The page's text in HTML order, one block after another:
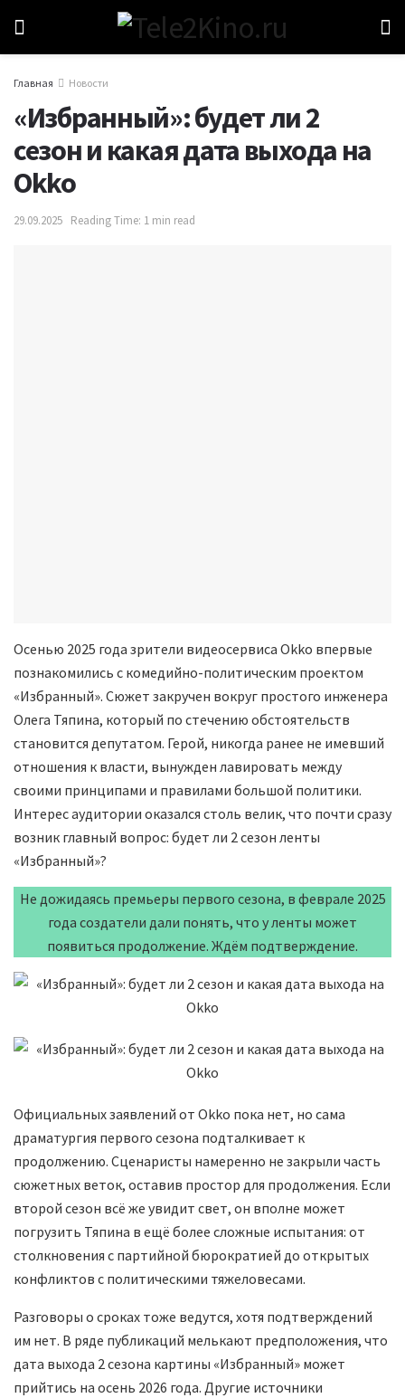
Главная Новости
«Избранный»: будет ли 2
сезон и какая дата выхода на
Okko
29.09.2025 Reading Time: 1 min read
Осенью 2025 года зрители видеосервиса Okko впервые
познакомились с комедийно-политическим проектом
«Избранный». Сюжет закручен вокруг простого инженера
Олега Тяпина, который по стечению обстоятельств
становится депутатом. Герой, никогда ранее не имевший
отношения к власти, вынужден лавировать между
своими принципами и правилами большой политики.
Интерес аудитории оказался столь велик, что почти сразу
возник главный вопрос: будет ли 2 сезон ленты
«Избранный»?
Не дожидаясь премьеры первого сезона, в феврале 2025
года создатели дали понять, что у ленты может
появиться продолжение. Ждём подтверждение.
Официальных заявлений от Okko пока нет, но сама
драматургия первого сезона подталкивает к
продолжению. Сценаристы намеренно не закрыли часть
сюжетных веток, оставив простор для продолжения. Если
второй сезон всё же увидит свет, он вполне может
погрузить Тяпина в ещё более сложные испытания: от
столкновения с партийной бюрократией до открытых
конфликтов с политическими тяжеловесами.
Разговоры о сроках тоже ведутся, хотя подтверждений
им нет. В ряде публикаций мелькают предположения, что
дата выхода 2 сезона картины «Избранный» может
прийтись на осень 2026 года. Другие источники